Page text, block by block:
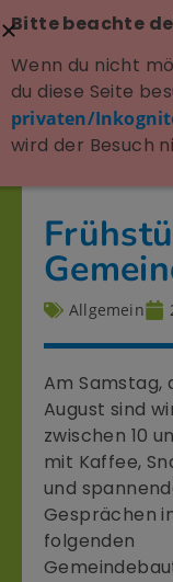
Allgemein
Am Samstag,
August sind
zwischen 10
mit Kaffee,
und
Gesprächen
folgenden
Bitte beachte
Wenn du nicht
du diese Seite
privaten/
wird der Besuch